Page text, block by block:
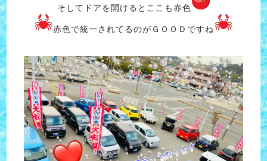
そしてドアを開けるとここも赤色
赤色で統一されてるのがＧＯＯＤですね